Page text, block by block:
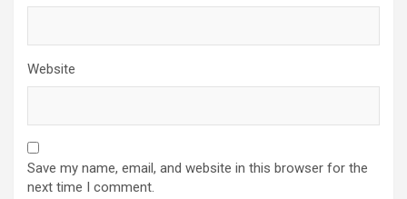
Website
Save my name, email, and website in this browser for the
next time I comment.